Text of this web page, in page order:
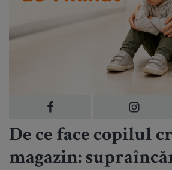
De ce face copilul
magazin: